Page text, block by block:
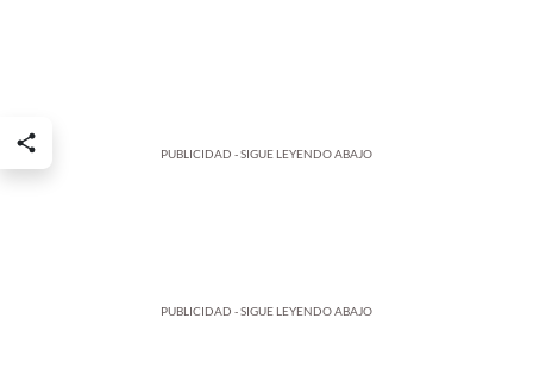
PUBLICIDAD - SIGUE LEYENDO ABAJO
PUBLICIDAD - SIGUE LEYENDO ABAJO